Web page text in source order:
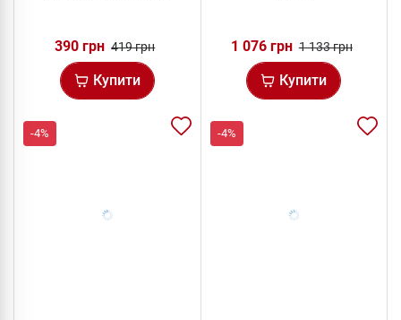
390 грн 419 грн
Купити
1 076 грн 1 133 грн
Купити
-4% -4%